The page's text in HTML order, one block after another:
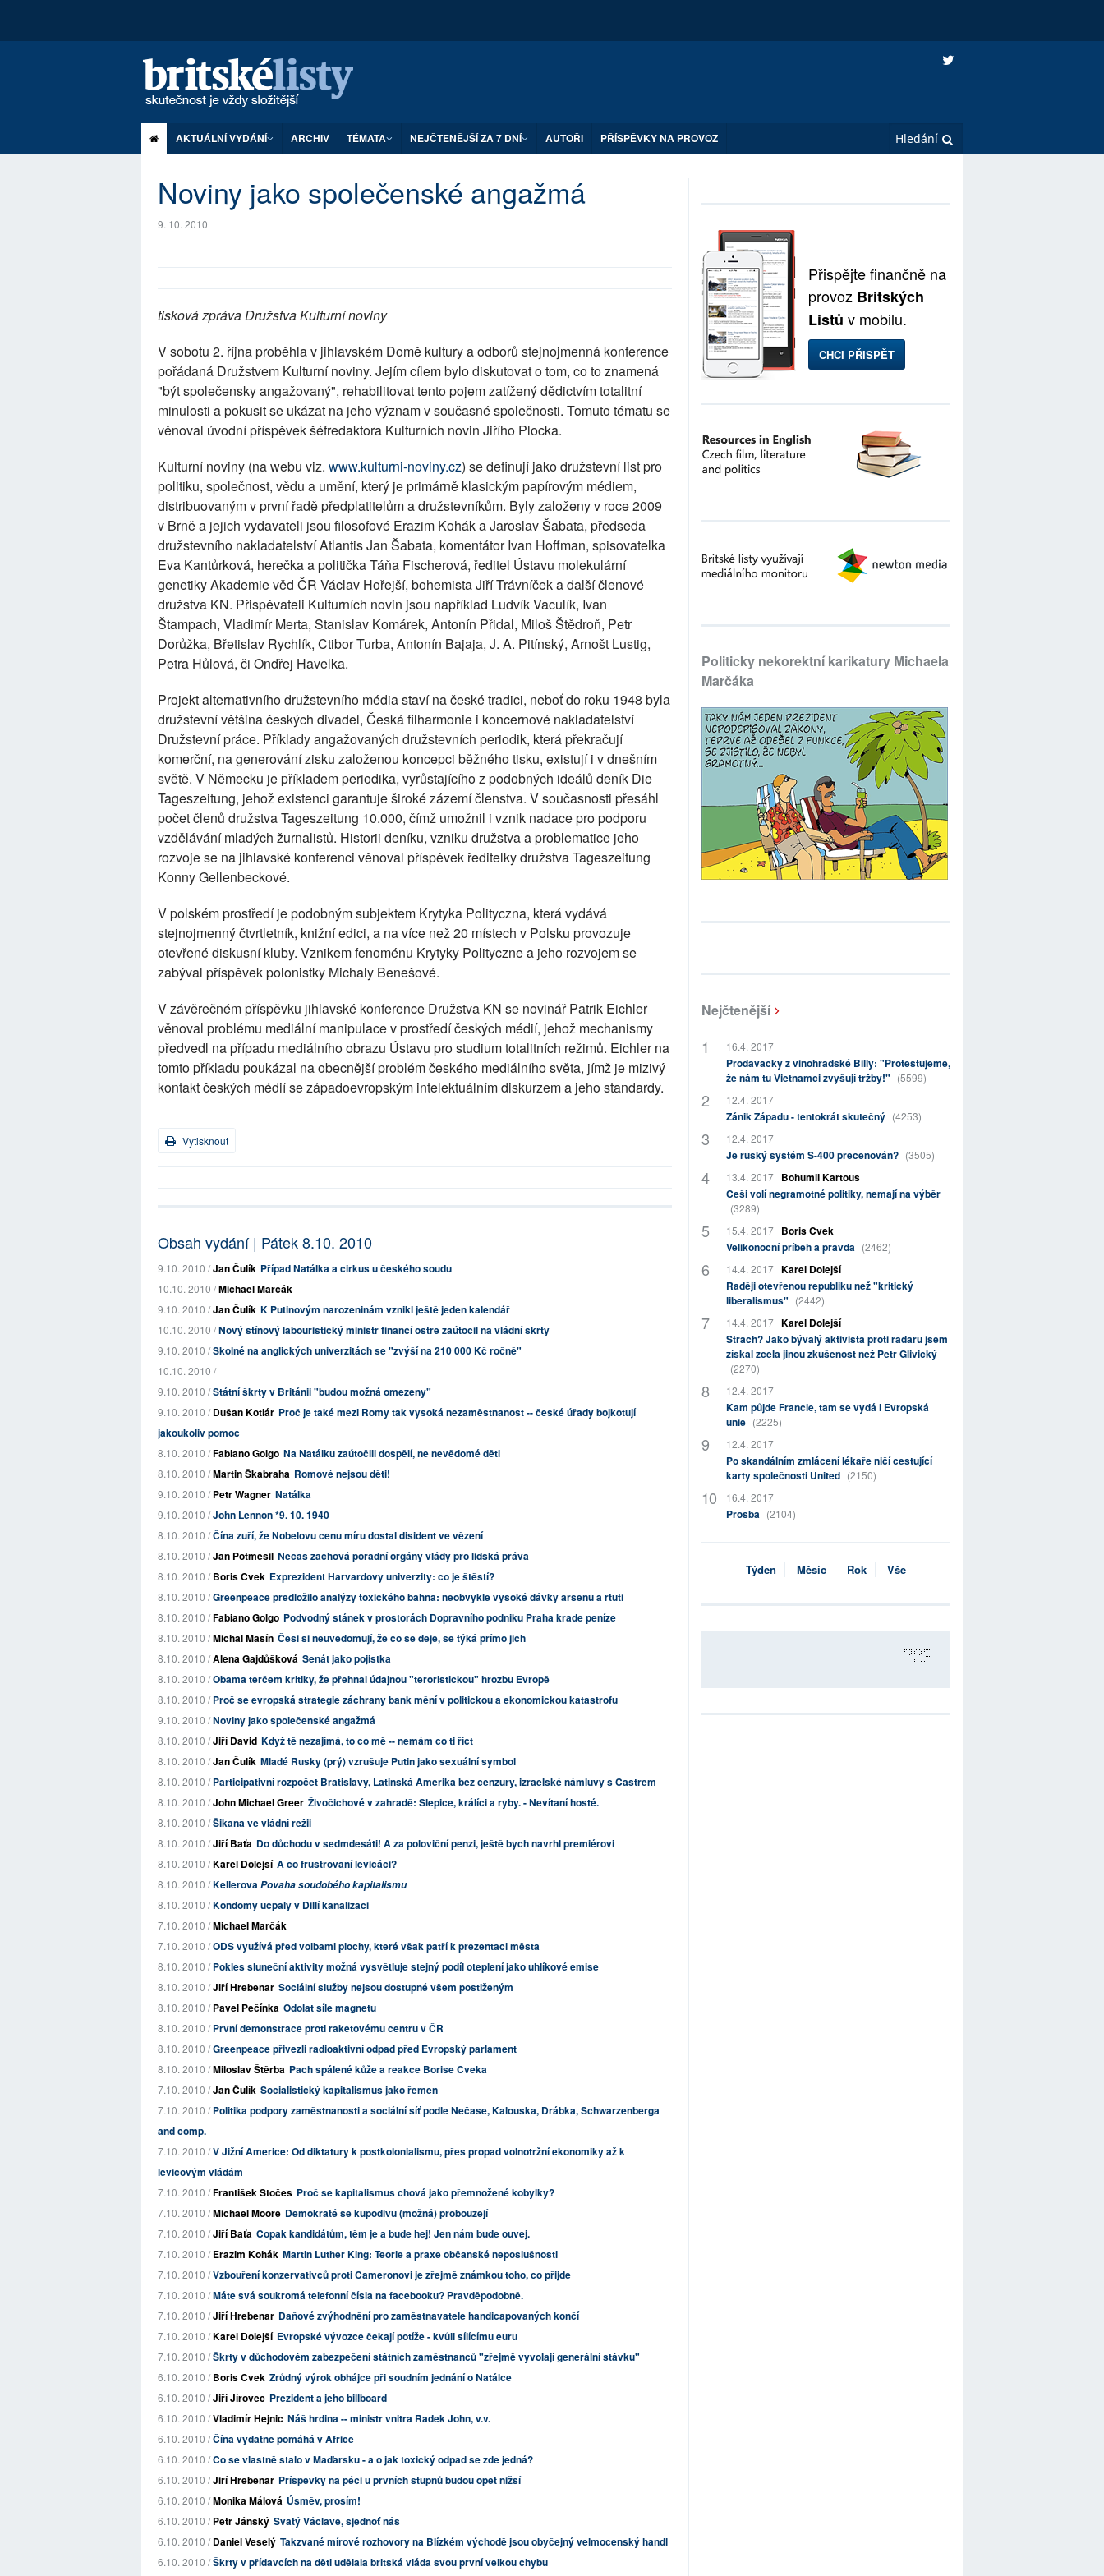
AKTUÁLNÍ VYDÁNÍ ARCHIV TÉMATA NEJČTENĚJŠÍ ZA 7 DNÍ AUTOŘI PŘÍSPĚVKY NA PROVOZ
Noviny jako společenské angažmá
9. 10. 2010
tisková zpráva Družstva Kulturní noviny
V sobotu 2. října proběhla v jihlavském Domě kultury a odborů stejnojmenná konference
pořádaná Družstvem Kulturní noviny. Jejím cílem bylo diskutovat o tom, co to znamená
"být společensky angažovaný", rehabilitovat tento pojem zatížený dědictvím totalitní
minulosti a pokusit se ukázat na jeho význam v současné společnosti. Tomuto tématu se
věnoval úvodní příspěvek šéfredaktora Kulturních novin Jiřího Plocka.
Kulturní noviny (na webu viz. www.kulturni-noviny.cz) se definují jako družstevní list pro
politiku, společnost, vědu a umění, který je primárně klasickým papírovým médiem,
distribuovaným v první řadě předplatitelům a družstevníkům. Byly založeny v roce 2009
v Brně a jejich vydavateli jsou filosofové Erazim Kohák a Jaroslav Šabata, předseda
družstevního nakladatelství Atlantis Jan Šabata, komentátor Ivan Hoffman, spisovatelka
Eva Kantůrková, herečka a politička Táňa Fischerová, ředitel Ústavu molekulární
genetiky Akademie věd ČR Václav Hořejší, bohemista Jiří Trávníček a další členové
družstva KN. Přispěvateli Kulturních novin jsou například Ludvík Vaculík, Ivan
Štampach, Vladimír Merta, Stanislav Komárek, Antonín Přidal, Miloš Štědroň, Petr
Dorůžka, Břetislav Rychlík, Ctibor Turba, Antonín Bajaja, J. A. Pitínský, Arnošt Lustig,
Petra Hůlová, či Ondřej Havelka.
Projekt alternativního družstevního média staví na české tradici, neboť do roku 1948 byla
družstevní většina českých divadel, Česká filharmonie i koncernové nakladatelství
Družstevní práce. Příklady angažovaných družstevních periodik, která překračují
komerční, na generování zisku založenou koncepci běžného tisku, existují i v dnešním
světě. V Německu je příkladem periodika, vyrůstajícího z podobných ideálů deník Die
Tageszeitung, jehož existenci garantuje široké zázemí členstva. V současnosti přesáhl
počet členů družstva Tageszeitung 10.000, čímž umožnil i vznik nadace pro podporu
vzdělávání mladých žurnalistů. Historii deníku, vzniku družstva a problematice jeho
rozvoje se na jihlavské konferenci věnoval příspěvek ředitelky družstva Tageszeitung
Konny Gellenbeckové.
V polském prostředí je podobným subjektem Krytyka Polityczna, která vydává
stejnojmenný čtvrtletník, knižní edici, a na více než 20 místech v Polsku provozuje
otevřené diskusní kluby. Vznikem fenoménu Krytyky Polityczne a jeho rozvojem se
zabýval příspěvek polonistky Michaly Benešové.
V závěrečném příspěvku jihlavské konference Družstva KN se novinář Patrik Eichler
věnoval problému mediální manipulace v prostředí českých médií, jehož mechanismy
předvedl na případu mediálního obrazu Ústavu pro studium totalitních režimů. Eichler na
tomto příkladu poukázal na obecnější problém českého mediálního světa, jímž je mizivý
kontakt českých médií se západoevropským intelektuálním diskurzem a jeho standardy.
Vytisknout
Obsah vydání | Pátek 8.10. 2010
9.10. 2010 /Jan Čulík Případ Natálka a cirkus u českého soudu
10.10. 2010 /Michael Marčák
9.10. 2010 /Jan Čulík K Putinovým narozeninám vznikl ještě jeden kalendář
10.10. 2010 /Nový stínový labouristický ministr financí ostře zaútočil na vládní škrty
9.10. 2010 /Školné na anglických univerzitách se "zvýší na 210 000 Kč ročně"
10.10. 2010 /
9.10. 2010 /Státní škrty v Británii "budou možná omezeny"
9.10. 2010 /Dušan Kotlár Proč je také mezi Romy tak vysoká nezaměstnanost -- české úřady bojkotují
jakoukoliv pomoc
8.10. 2010 /Fabiano Golgo Na Natálku zaútočili dospělí, ne nevědomé děti
8.10. 2010 /Martin Škabraha Romové nejsou děti!
9.10. 2010 /Petr Wagner Natálka
9.10. 2010 /John Lennon *9. 10. 1940
8.10. 2010 /Čína zuří, že Nobelovu cenu míru dostal disident ve vězení
8.10. 2010 /Jan Potměšil Nečas zachová poradní orgány vlády pro lidská práva
8.10. 2010 /Boris Cvek Exprezident Harvardovy univerzity: co je štěstí?
8.10. 2010 /Greenpeace předložilo analýzy toxického bahna: neobvykle vysoké dávky arsenu a rtuti
8.10. 2010 /Fabiano Golgo Podvodný stánek v prostorách Dopravního podniku Praha krade peníze
8.10. 2010 /Michal Mašín Češi si neuvědomují, že co se děje, se týká přímo jich
8.10. 2010 /Alena Gajdůšková Senát jako pojistka
8.10. 2010 /Obama terčem kritiky, že přehnal údajnou "teroristickou" hrozbu Evropě
8.10. 2010 /Proč se evropská strategie záchrany bank mění v politickou a ekonomickou katastrofu
9.10. 2010 /Noviny jako společenské angažmá
8.10. 2010 /Jiří David Když tě nezajímá, to co mě -- nemám co ti říct
8.10. 2010 /Jan Čulík Mladé Rusky (prý) vzrušuje Putin jako sexuální symbol
8.10. 2010 /Participativní rozpočet Bratislavy, Latinská Amerika bez cenzury, izraelské námluvy s Castrem
8.10. 2010 /John Michael Greer Živočichové v zahradě: Slepice, králíci a ryby. - Nevítaní hosté.
8.10. 2010 /Šikana ve vládní režii
8.10. 2010 /Jiří Baťa Do důchodu v sedmdesáti! A za poloviční penzi, ještě bych navrhl premiérovi
8.10. 2010 /Karel Dolejší A co frustrovaní levičáci?
8.10. 2010 /KellerovaPovaha soudobého kapitalismu
8.10. 2010 /Kondomy ucpaly v Dillí kanalizaci
7.10. 2010 /Michael Marčák
7.10. 2010 /ODS využívá před volbami plochy, které však patří k prezentaci města
8.10. 2010 /Pokles sluneční aktivity možná vysvětluje stejný podíl oteplení jako uhlíkové emise
8.10. 2010 /Jiří Hrebenar Sociální služby nejsou dostupné všem postiženým
8.10. 2010 /Pavel Pečínka Odolat síle magnetu
8.10. 2010 /První demonstrace proti raketovému centru v ČR
8.10. 2010 /Greenpeace přivezli radioaktivní odpad před Evropský parlament
8.10. 2010 /Miloslav Štěrba Pach spálené kůže a reakce Borise Cveka
7.10. 2010 /Jan Čulík Socialistický kapitalismus jako řemen
7.10. 2010 /Politika podpory zaměstnanosti a sociální síť podle Nečase, Kalouska, Drábka, Schwarzenberga
and comp.
7.10. 2010 /V Jižní Americe: Od diktatury k postkolonialismu, přes propad volnotržní ekonomiky až k
levicovým vládám
7.10. 2010 /František Stočes Proč se kapitalismus chová jako přemnožené kobylky?
7.10. 2010 /Michael Moore Demokraté se kupodivu (možná) probouzejí
7.10. 2010 /Jiří Baťa Copak kandidátům, těm je a bude hej! Jen nám bude ouvej.
7.10. 2010 /Erazim Kohák Martin Luther King: Teorie a praxe občanské neposlušnosti
7.10. 2010 /Vzbouření konzervativců proti Cameronovi je zřejmě známkou toho, co přijde
7.10. 2010 /Máte svá soukromá telefonní čísla na facebooku? Pravděpodobně.
7.10. 2010 /Jiří Hrebenar Daňové zvýhodnění pro zaměstnavatele handicapovaných končí
7.10. 2010 /Karel Dolejší Evropské vývozce čekají potíže - kvůli sílícímu euru
7.10. 2010 /Škrty v důchodovém zabezpečení státních zaměstnanců "zřejmě vyvolají generální stávku"
6.10. 2010 /Boris Cvek Zrůdný výrok obhájce při soudním jednání o Natálce
6.10. 2010 /Jiří Jírovec Prezident a jeho billboard
6.10. 2010 /Vladimír Hejnic Náš hrdina -- ministr vnitra Radek John, v.v.
6.10. 2010 /Čína vydatně pomáhá v Africe
6.10. 2010 /Co se vlastně stalo v Maďarsku - a o jak toxický odpad se zde jedná?
6.10. 2010 /Jiří Hrebenar Příspěvky na péči u prvních stupňů budou opět nižší
6.10. 2010 /Monika Málová Úsměv, prosím!
6.10. 2010 /Petr Jánský Svatý Václave, sjednoť nás
6.10. 2010 /Daniel Veselý Takzvané mírové rozhovory na Blízkém východě jsou obyčejný velmocenský handl
6.10. 2010 /Škrty v přídavcích na děti udělala britská vláda svou první velkou chybu
Přispějte finančně na
provoz Britských
Listů v mobilu.
CHCI PŘISPĚT
Politicky nekorektní karikatury Michaela
Marčáka
Nejčtenější
16.4. 2017
Prodavačky z vinohradské Billy: "Protestujeme,
že nám tu Vietnamci zvyšují tržby!" (5599)
12.4. 2017
Zánik Západu - tentokrát skutečný (4253)
12.4. 2017
Je ruský systém S-400 přeceňován? (3505)
13.4. 2017
Bohumil Kartous
Češi volí negramotné politiky, nemají na výběr
(3289)
15.4. 2017
Boris Cvek
Velikonoční příběh a pravda (2462)
14.4. 2017 Karel Dolejší
Raději otevřenou republiku než "kritický
liberalismus" (2442)
14.4. 2017 Karel Dolejší
Strach? Jako bývalý aktivista proti radaru jsem
získal zcela jinou zkušenost než Petr Glivický
(2270)
12.4. 2017
Kam půjde Francie, tam se vydá i Evropská
unie (2225)
12.4. 2017
Po skandálním zmlácení lékaře ničí cestující
karty společnosti United (2150)
16.4. 2017
Prosba (2104)
Týden Měsíc Rok Vše
723